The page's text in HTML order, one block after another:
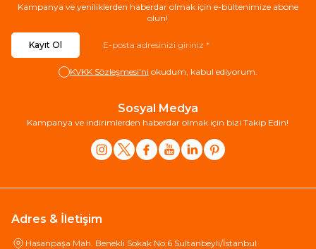
Kampanya ve yeniliklerden haberdar olmak için e-bültenimize abone
olun!
Kayıt Ol
KVKK Sözleşmesi'ni okudum, kabul ediyorum.
Sosyal Medya
Kampanya ve indirimlerden haberdar olmak için bizi Takip Edin!
Adres & İletişim
Hasanpaşa Mah. Benekli Sokak No:6 Sultanbeyli/İstanbul